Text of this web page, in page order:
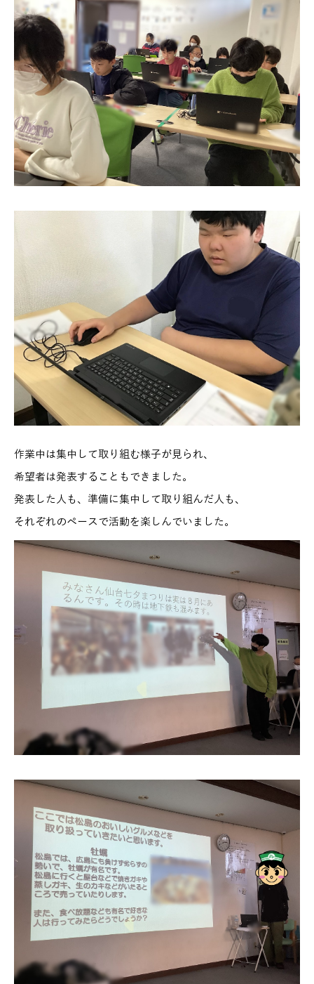
作業中は集中して取り組む様子が見られ、
希望者は発表することもできました。
発表した人も、準備に集中して取り組んだ人も、
それぞれのペースで活動を楽しんでいました。